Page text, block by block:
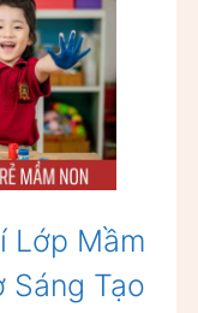
Lớp Mầm
Sáng Tạo